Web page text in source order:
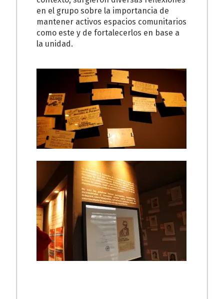
en el grupo sobre la importancia de
mantener activos espacios comunitarios
como este y de fortalecerlos en base a
la unidad.